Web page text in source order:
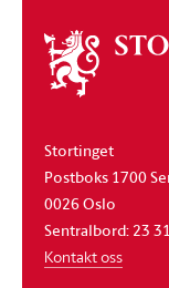
Om
stortinget
Stortinget
Postboks 1700
0026 Oslo
Sentralbord: 23
Kontakt oss